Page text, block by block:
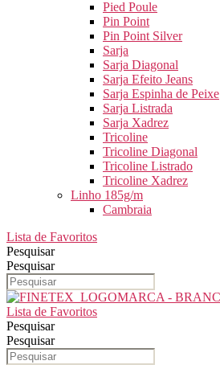
Pied Poule
Pin Point
Pin Point Silver
Sarja
Sarja Diagonal
Sarja Efeito Jeans
Sarja Espinha de Peixe
Sarja Listrada
Sarja Xadrez
Tricoline
Tricoline Diagonal
Tricoline Listrado
Tricoline Xadrez
Linho 185g/m
Cambraia
Lista de Favoritos
Pesquisar
Pesquisar
Lista de Favoritos
Pesquisar
Pesquisar